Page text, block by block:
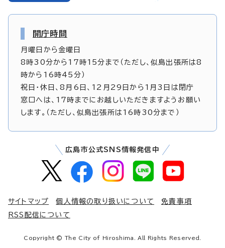
開庁時間
月曜日から金曜日
8時30分から17時15分まで（ただし、似島出張所は8
時から16時45分）
祝日・休日、8月6日、12月29日から1月3日は閉庁
窓口へは、17時までにお越しいただきますようお願い
します。（ただし、似島出張所は16時30分まで）
広島市公式SNS情報発信中
サイトマップ 個人情報の取り扱いについて
免責事項
RSS配信について
Copyright © The City of Hiroshima. All Rights Reserved.